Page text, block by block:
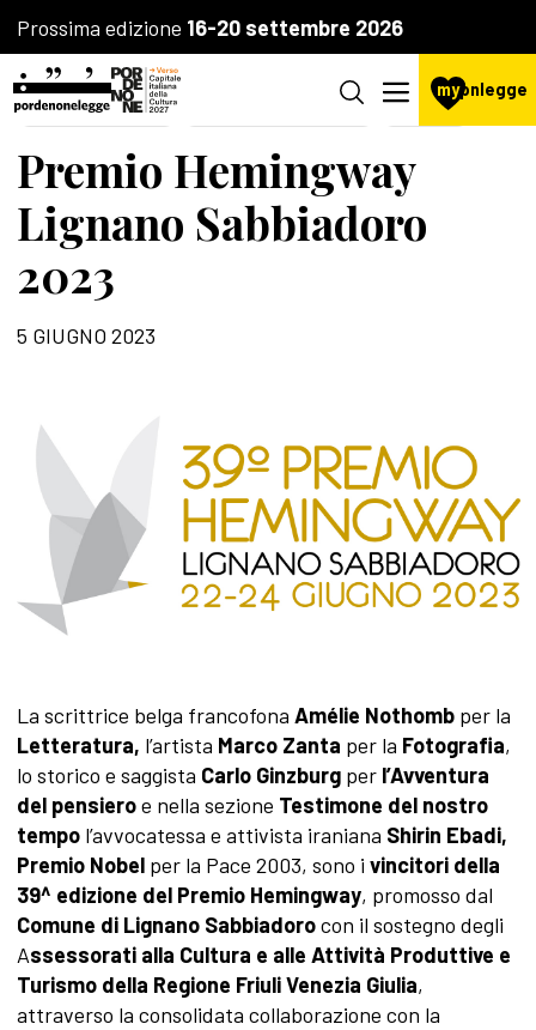
Prossima edizione 16-20 settembre 2026
mypnlegge
LA FONDAZIONE
PREMI
Premio Hemingway
Lignano Sabbiadoro
2023
5 GIUGNO 2023
La scrittrice belga francofona Amélie Nothombper la
Letteratura, l’artista Marco Zanta per la Fotografia,
lo storico e saggista Carlo Ginzburg perl’Avventura
del pensieroe nella sezione Testimone del nostro
tempol’avvocatessa e attivista iraniana Shirin Ebadi,
Premio Nobelper la Pace 2003, sono i vincitori della
39^ edizione del Premio Hemingway, promosso dal
Comune di Lignano Sabbiadorocon il sostegno degli
Assessorati alla Cultura e alle Attività Produttive e
Turismo della Regione Friuli Venezia Giulia,
attraverso la consolidata collaborazione con la